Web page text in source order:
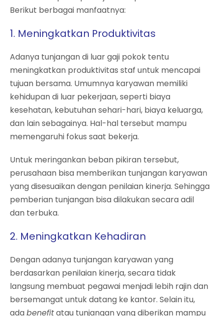
Berikut berbagai manfaatnya:
1. Meningkatkan Produktivitas
Adanya tunjangan di luar gaji pokok tentu
meningkatkan produktivitas staf untuk mencapai
tujuan bersama. Umumnya karyawan memiliki
kehidupan di luar pekerjaan, seperti biaya
kesehatan, kebutuhan sehari-hari, biaya keluarga,
dan lain sebagainya. Hal-hal tersebut mampu
memengaruhi fokus saat bekerja.
Untuk meringankan beban pikiran tersebut,
perusahaan bisa memberikan tunjangan karyawan
yang disesuaikan dengan penilaian kinerja. Sehingga
pemberian tunjangan bisa dilakukan secara adil
dan terbuka.
2. Meningkatkan Kehadiran
Dengan adanya tunjangan karyawan yang
berdasarkan penilaian kinerja, secara tidak
langsung membuat pegawai menjadi lebih rajin dan
bersemangat untuk datang ke kantor. Selain itu,
adabenefitatau tunjangan yang diberikan mampu